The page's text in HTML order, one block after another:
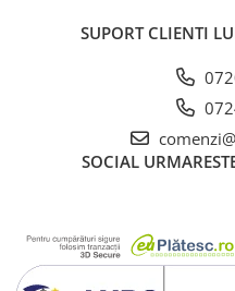
SUPORT CLIENTI
SOCIAL